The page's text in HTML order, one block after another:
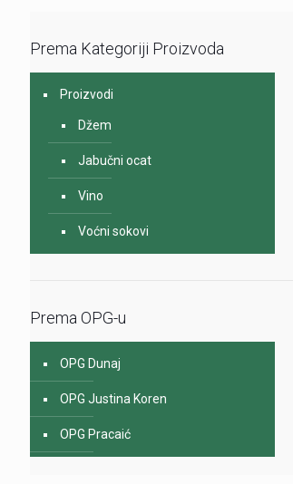
Prema Kategoriji Proizvoda
Proizvodi
Džem
Jabučni ocat
Vino
Voćni sokovi
Prema OPG-u
OPG Dunaj
OPG Justina Koren
OPG Pracaić